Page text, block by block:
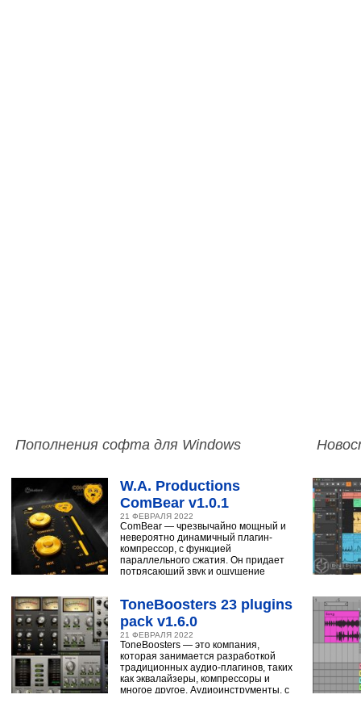
Пополнения софта для Windows
W.A. Productions
ComBear v1.0.1
21 ФЕВРАЛЯ 2022
ComBear — чрезвычайно мощный и
невероятно динамичный плагин-
компрессор, с функцией
параллельного сжатия. Он придает
потрясающий звук и ощущение
ToneBoosters 23 plugins
pack v1.6.0
21 ФЕВРАЛЯ 2022
ToneBoosters — это компания,
которая занимается разработкой
традиционных аудио-плагинов, таких
как эквалайзеры, компрессоры и
многое другое. Аудиоинструменты, с